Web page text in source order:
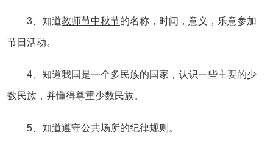
3、知道教师节中秋节的名称，时间，意义，乐意参加
节日活动。
4、知道我国是一个多民族的国家，认识一些主要的少
数民族，并懂得尊重少数民族。
5、知道遵守公共场所的纪律规则。